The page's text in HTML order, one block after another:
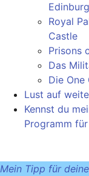
Royal
Castle
Prisons
Das
Die One
Lust auf
Kennst du
Programm
Mein Tipp für